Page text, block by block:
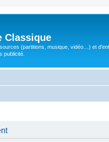
Classique
(partitions, musique, vidéo…) et
publicité.